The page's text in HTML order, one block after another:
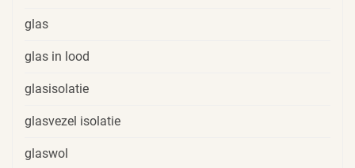
glas
glas in lood
glasisolatie
glasvezel isolatie
glaswol